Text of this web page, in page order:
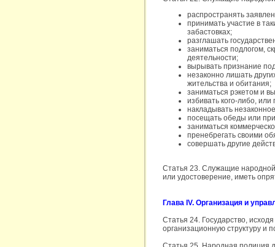
распространять
принимать участие в
забастовках;
разглашать
заниматься подлогом,
деятельности;
вырывать признание
незаконно лишать
жительства и обитания;
заниматься рэкетом и
избивать кого-либо, или
накладывать
посещать обеды или
заниматься
пренебрегать своими
совершать другие
Статья 23. Служащие
или удостоверение, иметь
Глава IV. Организация и
Статья 24. Государство,
организационную структуру и